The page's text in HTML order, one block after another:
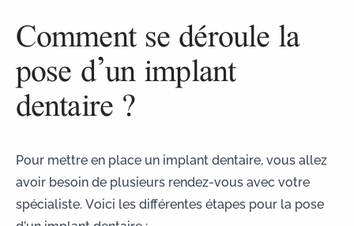
Comment se déroule la
pose d’un implant
dentaire ?
Pour mettre en place un implant dentaire, vous allez
avoir besoin de plusieurs rendez-vous avec votre
spécialiste. Voici les différentes étapes pour la pose